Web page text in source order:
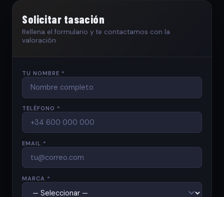
Solicitar tasación
Rellena el formulario y te contactamos con la
valoración
TU NOMBRE *
TELÉFONO *
EMAIL *
MARCA *